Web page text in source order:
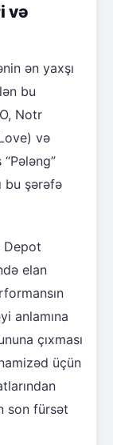
və
ən yaxşı
bu
Notr
və
bu şərəfə
Depot
elan
anlamına
çıxması
üçün
son fürsət